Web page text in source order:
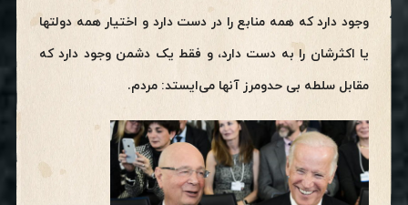
وجود دارد که همه منابع را در دست دارد و اختیار همه دولتها
یا اکثرشان را به دست دارد، و فقط یک دشمن وجود دارد که
مقابل سلطه بی حدومرز آنها می‌ایستد: مردم.